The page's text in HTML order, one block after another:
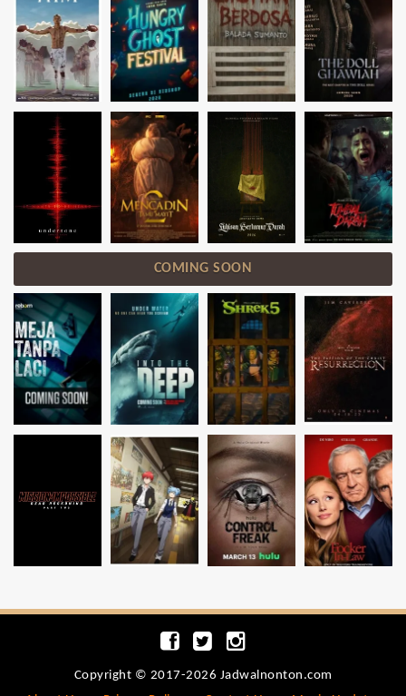
COMING SOON
Copyright © 2017-2026 Jadwalnonton.com